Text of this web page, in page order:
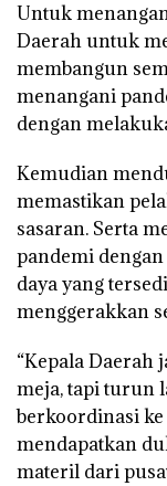
Untuk
Daerah untuk
membangun
menangani
dengan
Kemudian
memastikan
sasaran. Serta
pandemi
daya yang
menggerakkan
“Kepala Daerah
meja, tapi turun
berkoordinasi
mendapatkan
materil dari